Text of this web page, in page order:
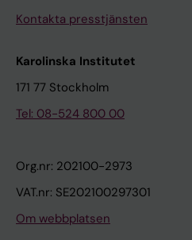
Kontakta presstjänsten
Karolinska Institutet
171 77 Stockholm
Tel: 08-524 800 00
Org.nr: 202100-2973
VAT.nr: SE202100297301
Om webbplatsen